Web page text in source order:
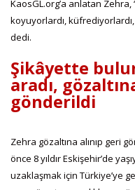
KaosGL.org’a anlatan
koyuyorlardı,
dedi.
Şikâyette
aradı,
gönderildi
Zehra gözaltına alınıp geri
önce 8 yıldır Eskişehir’de
uzaklaşmak için Türkiye’ye